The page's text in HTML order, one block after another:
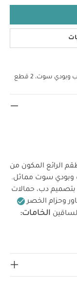
سوت، 2 قطع
الرائع المكون من
وبودي سوت مماثل.
دب، حمالات
وحزام الخصر
الخامات: